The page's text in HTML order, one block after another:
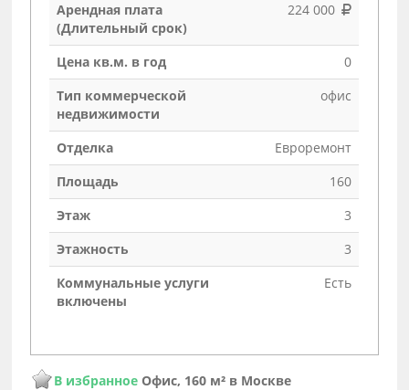
Арендная плата
(Длительный срок)
224 000
Цена кв.м. в год
0
Тип коммерческой
недвижимости
офис
Отделка
Евроремонт
Площадь
160
Этаж
3
Этажность
3
Коммунальные услуги
включены
Есть
В избранное Офис, 160 м² в Москве